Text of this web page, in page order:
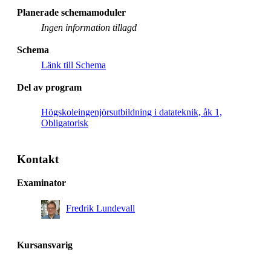
Planerade schemamoduler
Ingen information tillagd
Schema
Länk till Schema
Del av program
Högskoleingenjörsutbildning i datateknik, åk 1,
Obligatorisk
Kontakt
Examinator
Fredrik Lundevall
Kursansvarig